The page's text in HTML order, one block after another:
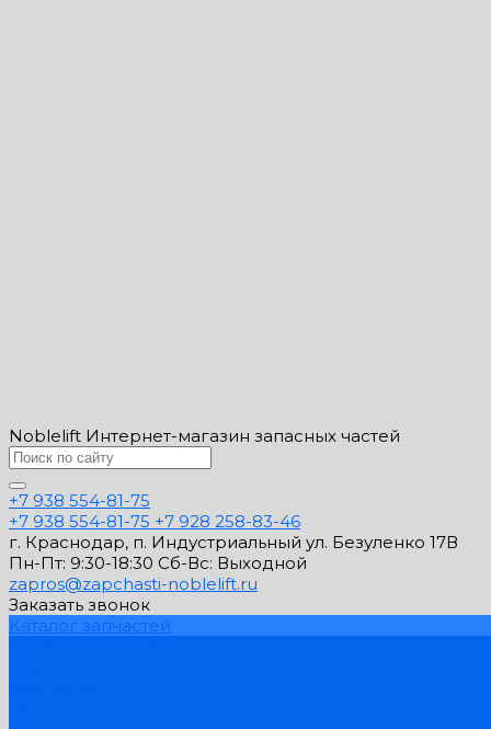
Noblelift Интернет-магазин запасных частей
+7 938 554-81-75
+7 938 554-81-75 +7 928 258-83-46
г. Краснодар, п. Индустриальный ул. Безуленко 17В
Пн-Пт: 9:30-18:30 Cб-Вс: Выходной
zapros@zapchasti-noblelift.ru
Заказать звонок
Каталог запчастей